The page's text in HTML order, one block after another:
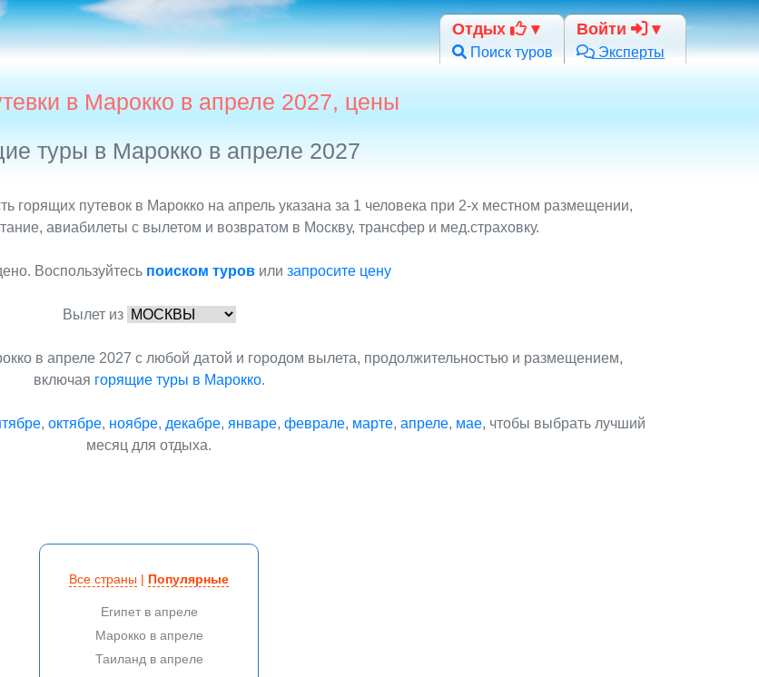
Отдых
Поиск туров
Войти
Эксперты
в Марокко в апреле 2027, цены
туры в Марокко в апреле 2027
горящих путевок в Марокко на апрель указана за 1 человека при 2-х местном размещении,
авиабилеты с вылетом и возвратом в Москву, трансфер и мед.страховку.
Воспользуйтесь поиском туров или запросите цену
Вылет из
в апреле 2027 с любой датой и городом вылета, продолжительностью и размещением,
включая горящие туры в Марокко.
, октябре, ноябре, декабре, январе, феврале, марте, апреле, мае, чтобы выбрать лучший
месяц для отдыха.
Все страны | Популярные
Египет в апреле
Марокко в апреле
Таиланд в апреле